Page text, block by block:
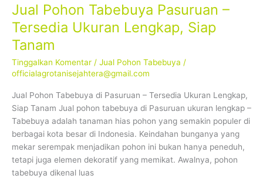
Jual Pohon Tabebuya Pasuruan –
Tersedia Ukuran Lengkap, Siap
Tanam
Tinggalkan Komentar / Jual Pohon Tabebuya /
officialagrotanisejahtera@gmail.com
Jual Pohon Tabebuya di Pasuruan – Tersedia Ukuran Lengkap,
Siap Tanam Jual pohon tabebuya di Pasuruan ukuran lengkap –
Tabebuya adalah tanaman hias pohon yang semakin populer di
berbagai kota besar di Indonesia. Keindahan bunganya yang
mekar serempak menjadikan pohon ini bukan hanya peneduh,
tetapi juga elemen dekoratif yang memikat. Awalnya, pohon
tabebuya dikenal luas
Jual
Pohon
Tabebuya
Pasuruan
–
Tersedia
Lengkap,
Siap
Tanam